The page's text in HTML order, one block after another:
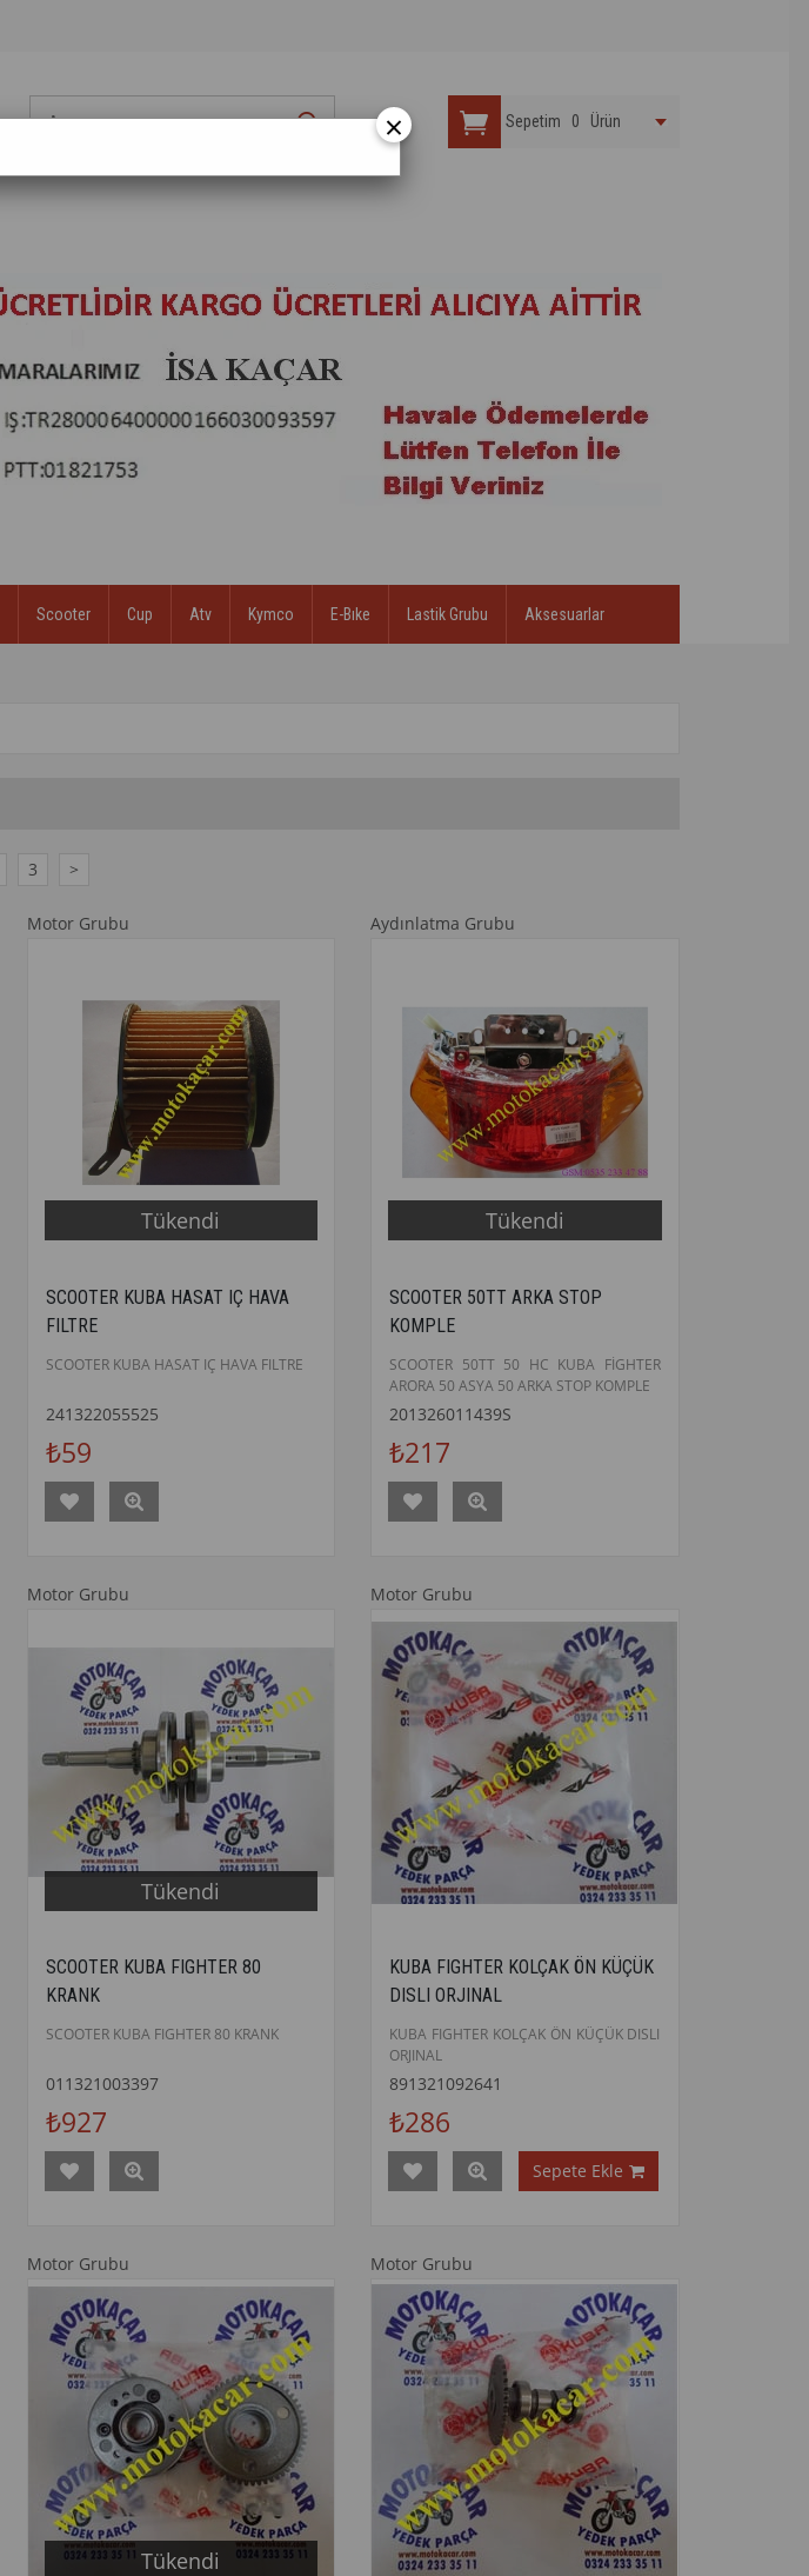
Sepetim 0 Ürün
Scooter Cup Atv Kymco E-Bıke Lastik Grubu Aksesuarlar
3 >
Motor Grubu
Tükendi
SCOOTER KUBA HASAT IÇ HAVA
FILTRE
SCOOTER KUBA HASAT IÇ HAVA FILTRE
241322055525
₺59
Aydınlatma Grubu
Tükendi
SCOOTER 50TT ARKA STOP
KOMPLE
SCOOTER 50TT 50 HC KUBA FİGHTER
ARORA 50 ASYA 50 ARKA STOP KOMPLE
201326011439S
₺217
Motor Grubu
Tükendi
SCOOTER KUBA FIGHTER 80
KRANK
SCOOTER KUBA FIGHTER 80 KRANK
011321003397
₺927
Motor Grubu
KUBA FIGHTER KOLÇAK ÖN KÜÇÜK
DISLI ORJINAL
KUBA FIGHTER KOLÇAK ÖN KÜÇÜK DISLI
ORJINAL
891321092641
₺286
Sepete Ekle
Motor Grubu
Tükendi
Motor Grubu
×